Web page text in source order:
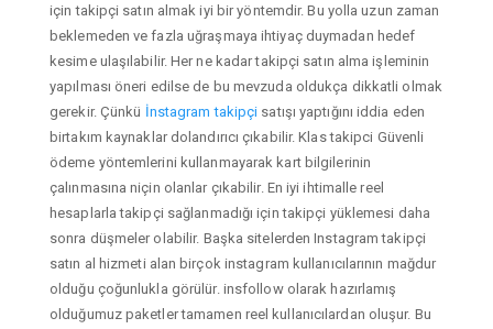
için takipçi satın almak iyi bir yöntemdir. Bu yolla uzun zaman
beklemeden ve fazla uğraşmaya ihtiyaç duymadan hedef
kesime ulaşılabilir. Her ne kadar takipçi satın alma işleminin
yapılması öneri edilse de bu mevzuda oldukça dikkatli olmak
gerekir. Çünkü İnstagram takipçi satışı yaptığını iddia eden
birtakım kaynaklar dolandırıcı çıkabilir. Klas takipci Güvenli
ödeme yöntemlerini kullanmayarak kart bilgilerinin
çalınmasına niçin olanlar çıkabilir. En iyi ihtimalle reel
hesaplarla takipçi sağlanmadığı için takipçi yüklemesi daha
sonra düşmeler olabilir. Başka sitelerden Instagram takipçi
satın al hizmeti alan birçok instagram kullanıcılarının mağdur
olduğu çoğunlukla görülür. insfollow olarak hazırlamış
olduğumuz paketler tamamen reel kullanıcılardan oluşur. Bu